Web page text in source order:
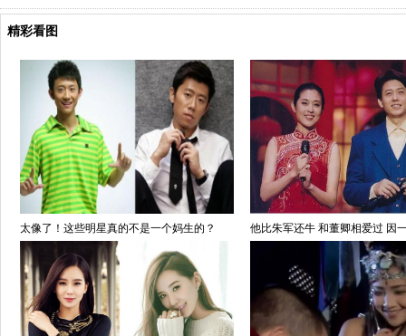
精彩看图
太像了！这些明星真的不是一个妈生的？ 他比朱军还牛 和董卿相爱过 因